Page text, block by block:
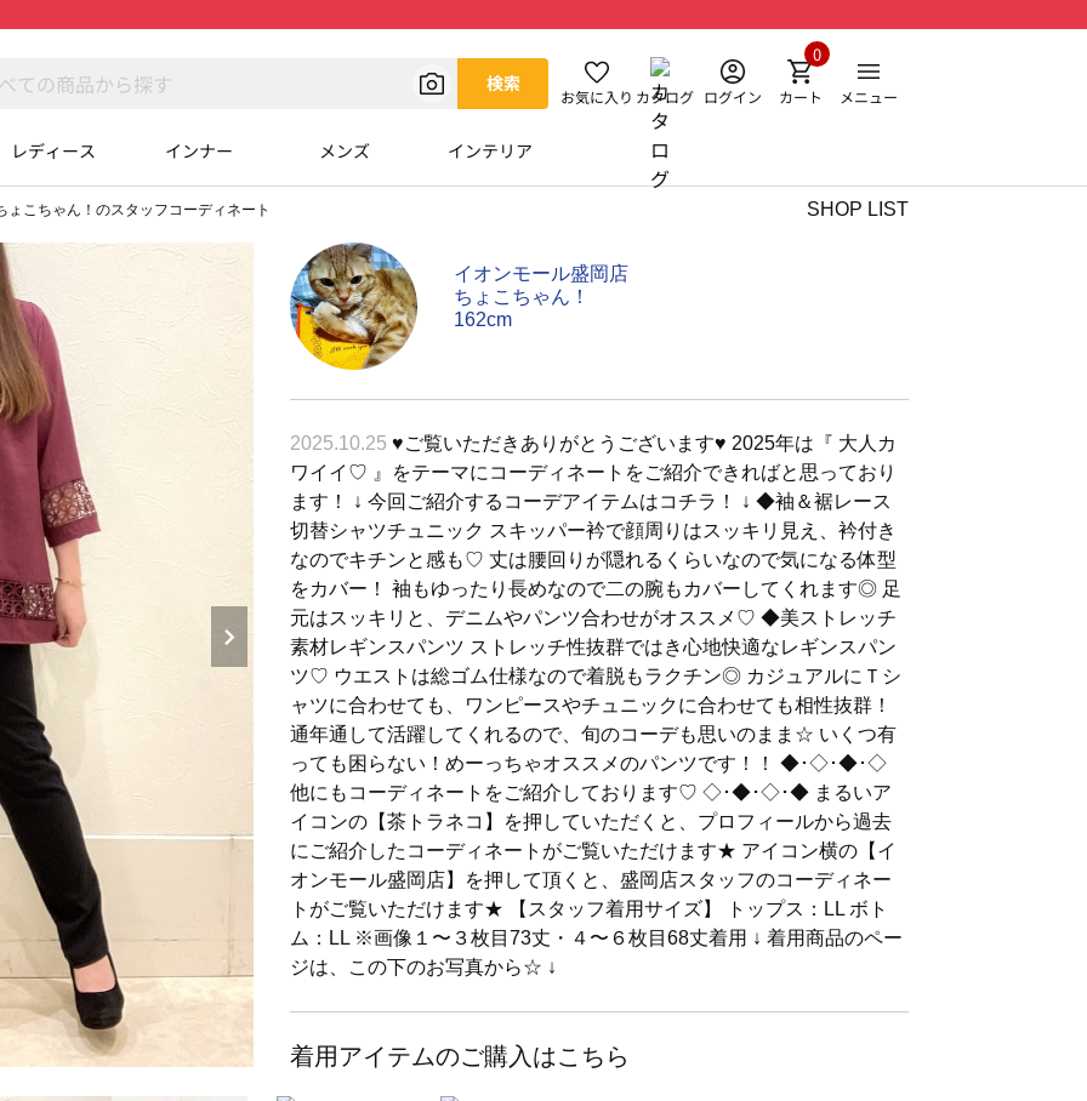
検索
お気に入り カタログ ログイン カート
0
メニュー
レディース インナー メンズ インテリア
ょこちゃん！のスタッフコーディネート SHOP LIST
イオンモール盛岡店
ちょこちゃん！
162cm
2025.10.25 ♥︎ご覧いただきありがとうございます♥︎ 2025年は『 大人カ
ワイイ♡ 』をテーマにコーディネートをご紹介できればと思っており
ます！ ↓ 今回ご紹介するコーデアイテムはコチラ！ ↓ ◆袖＆裾レース
切替シャツチュニック スキッパー衿で顔周りはスッキリ見え、衿付き
なのでキチンと感も♡ 丈は腰回りが隠れるくらいなので気になる体型
をカバー！ 袖もゆったり長めなので二の腕もカバーしてくれます◎ 足
元はスッキリと、デニムやパンツ合わせがオススメ♡ ◆美ストレッチ
素材レギンスパンツ ストレッチ性抜群ではき心地快適なレギンスパン
ツ♡ ウエストは総ゴム仕様なので着脱もラクチン◎ カジュアルにＴシ
ャツに合わせても、ワンピースやチュニックに合わせても相性抜群！
通年通して活躍してくれるので、旬のコーデも思いのまま☆ いくつ有
っても困らない！めーっちゃオススメのパンツです！！ ◆･◇･◆･◇
他にもコーディネートをご紹介しております♡ ◇･◆･◇･◆ まるいア
イコンの【茶トラネコ】を押していただくと、プロフィールから過去
にご紹介したコーディネートがご覧いただけます★ アイコン横の【イ
オンモール盛岡店】を押して頂くと、盛岡店スタッフのコーディネー
トがご覧いただけます★ 【スタッフ着用サイズ】 トップス：LL ボト
ム：LL ※画像１〜３枚目73丈・４〜６枚目68丈着用 ↓ 着用商品のペー
ジは、この下のお写真から☆ ↓
着用アイテムのご購入はこちら